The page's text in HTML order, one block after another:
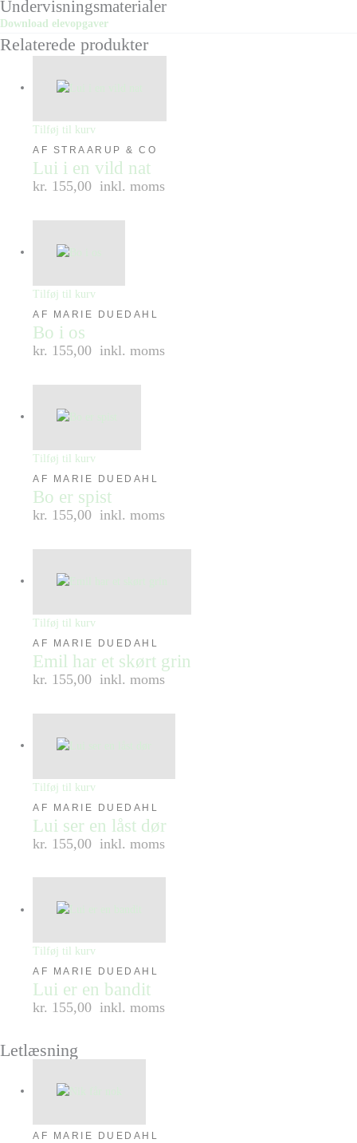
Undervisningsmaterialer
Download elevopgaver
Relaterede produkter
Tilføj til kurv
AF STRAARUP & CO
Lui i en vild nat
kr. 155,00 inkl. moms
Tilføj til kurv
AF MARIE DUEDAHL
Bo i os
kr. 155,00 inkl. moms
Tilføj til kurv
AF MARIE DUEDAHL
Bo er spist
kr. 155,00 inkl. moms
Tilføj til kurv
AF MARIE DUEDAHL
Emil har et skørt grin
kr. 155,00 inkl. moms
Tilføj til kurv
AF MARIE DUEDAHL
Lui ser en låst dør
kr. 155,00 inkl. moms
Tilføj til kurv
AF MARIE DUEDAHL
Lui er en bandit
kr. 155,00 inkl. moms
Letlæsning
AF MARIE DUEDAHL